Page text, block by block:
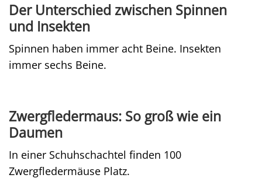
Der Unterschied zwischen Spinnen
und Insekten
Spinnen haben immer acht Beine. Insekten
immer sechs Beine.
Zwergfledermaus: So groß wie ein
Daumen
In einer Schuhschachtel finden 100
Zwergfledermäuse Platz.